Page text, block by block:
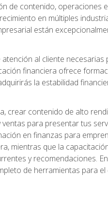
de contenido, operaciones
en múltiples
están
al cliente necesarias
financiera ofrece
la estabilidad
crear contenido de alto
para presentar tus
en finanzas para
mientras que la
y recomendaciones.
de herramientas para el